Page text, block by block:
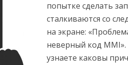
попытке сделать
сталкиваются со
на экране:
неверный код
узнаете каковы